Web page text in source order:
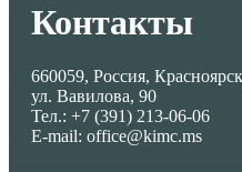
Контакты
660059, Россия,
ул. Вавилова, 90
Тел.: +7 (391) 213-06-06
E-mail: office@kimc.ms